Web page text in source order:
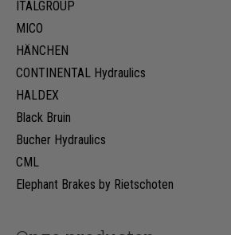
ITALGROUP
MICO
HÄNCHEN
CONTINENTAL Hydraulics
HALDEX
Black Bruin
Bucher Hydraulics
CML
Elephant Brakes by Rietschoten